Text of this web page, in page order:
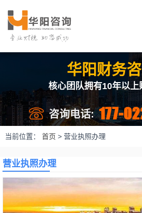
华阳财务
核心团队拥有10年以上
咨询电话: 177-
当前位置： 首页 > 营业执照办理
营业执照办理